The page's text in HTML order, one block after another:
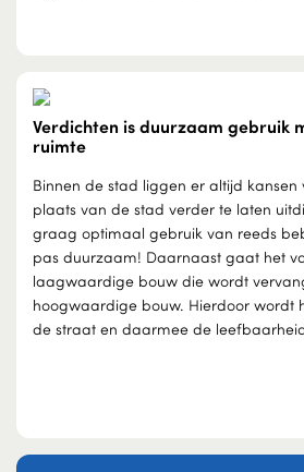
Verdichten is duurzaam gebruik
ruimte
Binnen de stad liggen er altijd kansen
plaats van de stad verder te laten
graag optimaal gebruik van reeds
pas duurzaam! Daarnaast gaat het
laagwaardige bouw die wordt
hoogwaardige bouw. Hierdoor wordt
de straat en daarmee de